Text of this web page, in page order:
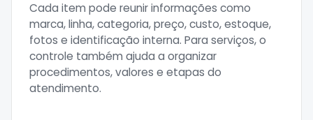
Cada item pode reunir informações como
marca, linha, categoria, preço, custo, estoque,
fotos e identificação interna. Para serviços, o
controle também ajuda a organizar
procedimentos, valores e etapas do
atendimento.